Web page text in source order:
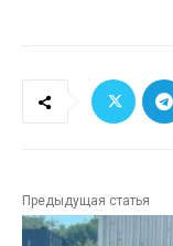
Предыдущая статья